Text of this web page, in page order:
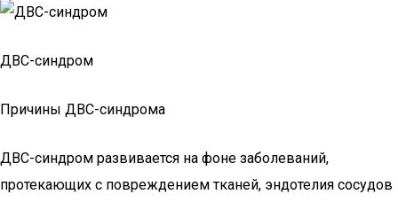
ДВС-синдром
Причины ДВС-синдрома
ДВС-синдром развивается на фоне заболеваний,
протекающих с повреждением тканей, эндотелия сосудов